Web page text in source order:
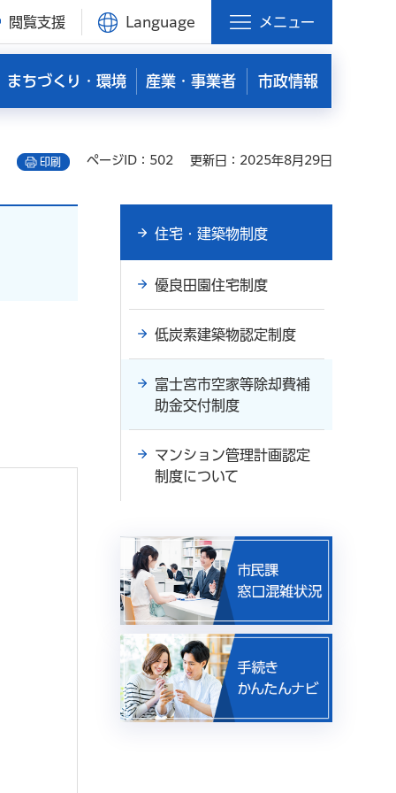
閲覧支援 Language メニュー
まちづくり・環境 産業・事業者 市政情報
印刷 ページID：502 更新日：2025年8月29日
住宅・建築物制度
優良田園住宅制度
低炭素建築物認定制度
富士宮市空家等除却費補
助金交付制度
マンション管理計画認定
制度について